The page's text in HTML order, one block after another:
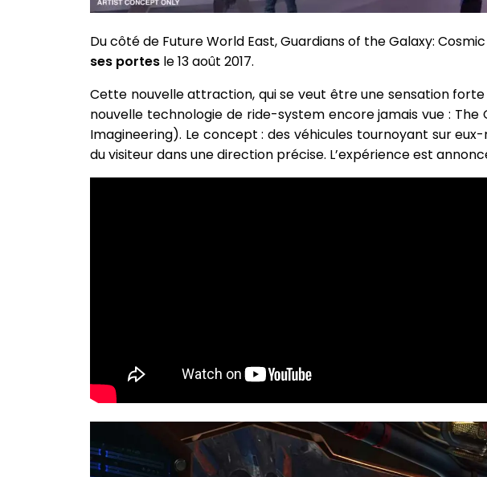
Du côté de Future World East, Guardians of the Galaxy:
ses portes le 13 août 2017.
Cette nouvelle attraction, qui se veut être une sensation
nouvelle technologie de ride-system encore jamais vue :
Imagineering). Le concept : des véhicules tournoyant sur
du visiteur dans une direction précise. L’expérience est